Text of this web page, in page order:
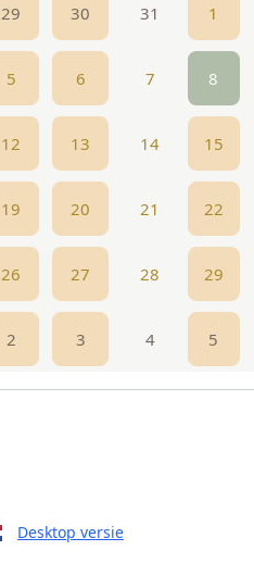
29 30 31 1
5 6 7 8
12 13 14 15
19 20 21 22
26 27 28 29
2 3 4 5
Desktop versie